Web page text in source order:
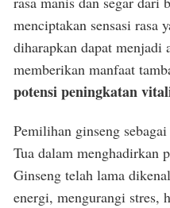
menciptakan sensasi rasa
diharapkan dapat
memberikan manfaat
potensi peningkatan
Pemilihan ginseng
Tua dalam menghadirkan
Ginseng telah lama
energi, mengurangi stres,